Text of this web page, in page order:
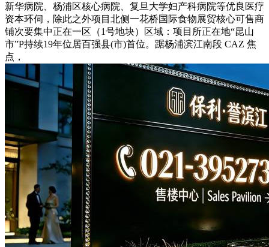
新华病院、杨浦区核心病院、复旦大学妇产科病院等优良医疗
资本环伺，除此之外项目北侧一花桥国际食物展贸核心可售商
铺次要集中正在一区（1号地块）区域：项目所正在地“昆山
市”P持续19年位居百强县(市)首位。踞杨浦滨江南段 CAZ 焦
点，